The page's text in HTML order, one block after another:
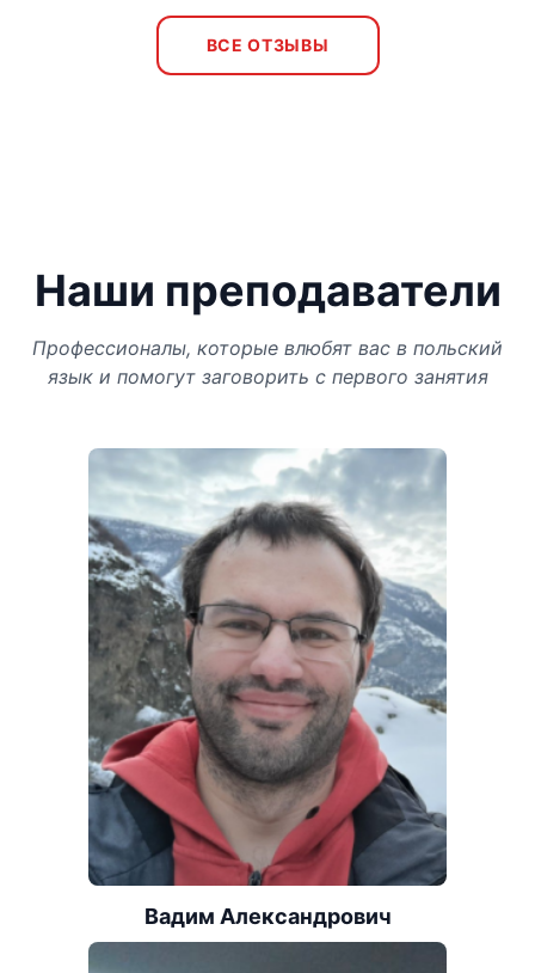
ВСЕ ОТЗЫВЫ
Наши преподаватели
Профессионалы, которые влюбят вас в польский
язык и помогут заговорить с первого занятия
Вадим Александрович